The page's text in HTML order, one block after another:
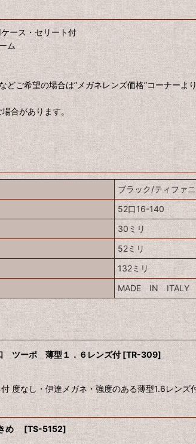
ス・セリート付
ム
ご希望の場合は”メガネレンズ価格”コーナーよ
合があります。
ブラック/ティファ
52口16-140
30ミリ
52ミリ
132ミリ
MADE IN ITALY
ツーポ 薄型１．６レンズ付 [TR-309]
度なし・伊達メガネ・強度のある薄型1.6レン
め [TS-5152]